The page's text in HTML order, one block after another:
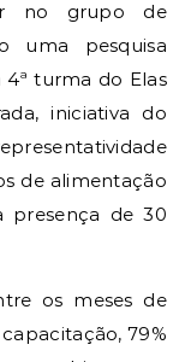
no grupo de
uma pesquisa
turma do Elas
iniciativa do
de alimentação
de 30
os meses de
79%